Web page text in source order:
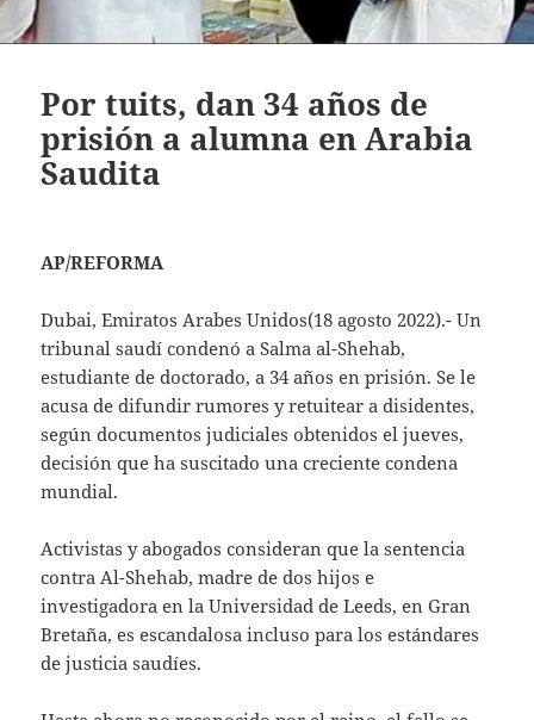
Por tuits, dan 34 años de
prisión a alumna en Arabia
Saudita
AP/REFORMA
Dubai, Emiratos Arabes Unidos(18 agosto 2022).- Un
tribunal saudí condenó a Salma al-Shehab,
estudiante de doctorado, a 34 años en prisión. Se le
acusa de difundir rumores y retuitear a disidentes,
según documentos judiciales obtenidos el jueves,
decisión que ha suscitado una creciente condena
mundial.
Activistas y abogados consideran que la sentencia
contra Al-Shehab, madre de dos hijos e
investigadora en la Universidad de Leeds, en Gran
Bretaña, es escandalosa incluso para los estándares
de justicia saudíes.